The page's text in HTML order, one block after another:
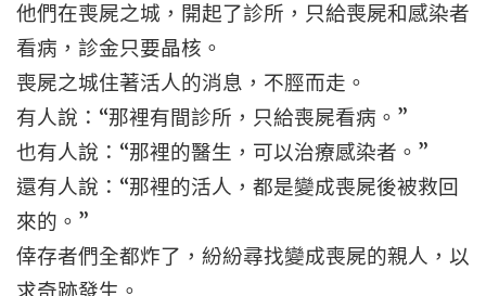
他們在喪屍之城，開起了診所，只給喪屍和感染者
看病，診金只要晶核。
喪屍之城住著活人的消息，不脛而走。
有人說：“那裡有間診所，只給喪屍看病。”
也有人說：“那裡的醫生，可以治療感染者。”
還有人說：“那裡的活人，都是變成喪屍後被救回
來的。”
倖存者們全都炸了，紛紛尋找變成喪屍的親人，以